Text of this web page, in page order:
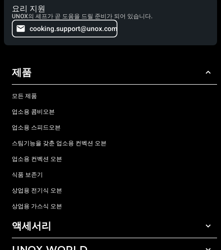
요리 지원
UNOX의 셰프가 곧 도움을 드릴 준비가 되어 있습니다.
cooking.support@unox.com
제품
모든 제품
업소용 콤비오븐
업소용 스피드오븐
스팀기능을 갖춘 업소용 컨벡션 오븐
업소용 컨벡션 오븐
식품 보존기
상업용 전기식 오븐
상업용 가스식 오븐
액세서리